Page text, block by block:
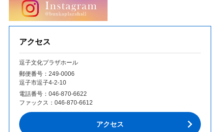
アクセス
逗子文化プラザホール
郵便番号：249‐0006
逗子市逗子4-2-10
電話番号： 046-870-6622
ファックス： 046-870-6612
アクセス